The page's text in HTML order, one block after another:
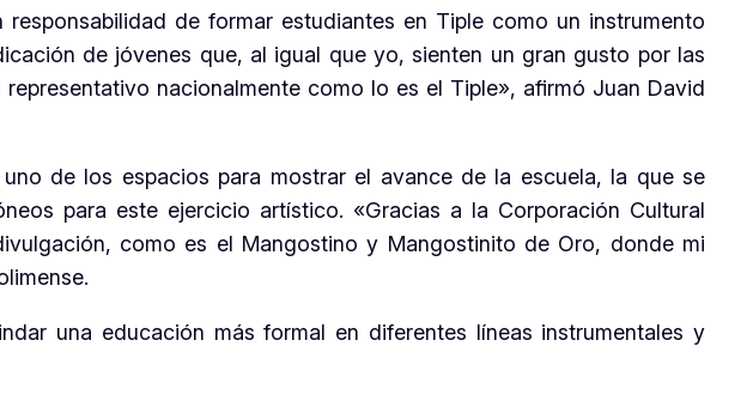
de formar estudiantes en Tiple como un instrumento
de jóvenes que, al igual que yo, sienten un gran gusto por las
nacionalmente como lo es el Tiple», afirmó Juan David
de los espacios para mostrar el avance de la escuela, la que se
para este ejercicio artístico. «Gracias a la Corporación Cultural
como es el Mangostino y Mangostinito de Oro, donde mi
una educación más formal en diferentes líneas instrumentales y